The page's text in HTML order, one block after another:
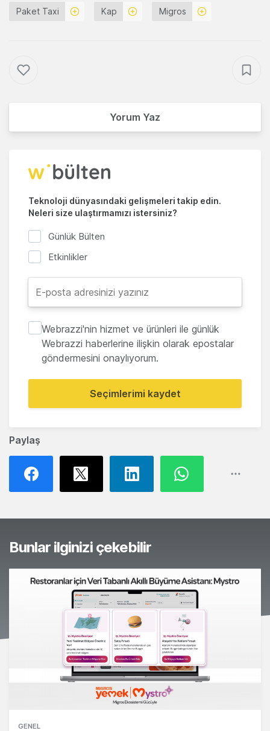
Paylaş
Paket Taxi Kap Migros
Yorum Yaz
Teknoloji dünyasındaki gelişmeleri takip edin.
Neleri size ulaştırmamızı istersiniz?
Günlük Bülten
Etkinlikler
Webrazzi'nin hizmet ve ürünleri ile günlük
Webrazzi haberlerine ilişkin olarak epostalar
göndermesini onaylıyorum.
Seçimlerimi kaydet
Bunlar ilginizi çekebilir
GENEL